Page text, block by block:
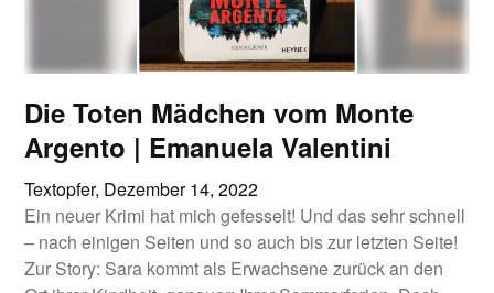
Die Toten Mädchen vom Monte
Argento | Emanuela Valentini
Textopfer, Dezember 14, 2022
Ein neuer Krimi hat mich gefesselt! Und das sehr schnell
– nach einigen Seiten und so auch bis zur letzten Seite!
Zur Story: Sara kommt als Erwachsene zurück an den